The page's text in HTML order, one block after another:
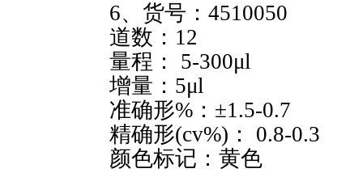
6、货号：4510050
道数：12
量程： 5-300μl
增量：5μl
准确形%：±1.5-0.7
精确形(cv%)： 0.8-0.3
颜色标记：黄色